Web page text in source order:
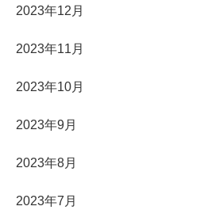
2023年12月
2023年11月
2023年10月
2023年9月
2023年8月
2023年7月